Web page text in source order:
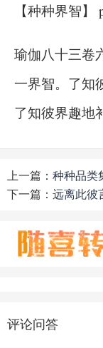
【种种界智】
瑜伽八十三卷
一界智。了知
了知彼界趣地
上一篇： 种种品类
下一篇： 远离此彼
评论问答